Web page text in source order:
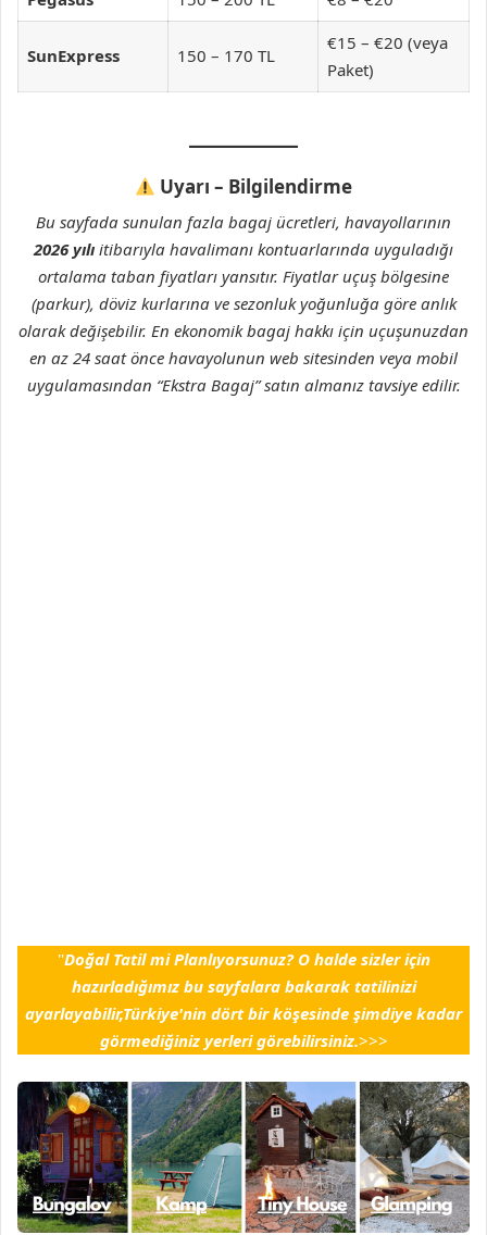
SunExpress 150 – 170 TL
€15 – €20 (veya
Paket)
Uyarı – Bilgilendirme
Bu sayfada sunulan fazla bagaj ücretleri, havayollarının
2026 yılı itibarıyla havalimanı kontuarlarında uyguladığı
ortalama taban fiyatları yansıtır. Fiyatlar uçuş bölgesine
(parkur), döviz kurlarına ve sezonluk yoğunluğa göre anlık
olarak değişebilir. En ekonomik bagaj hakkı için uçuşunuzdan
en az 24 saat önce havayolunun web sitesinden veya mobil
uygulamasından “Ekstra Bagaj” satın almanız tavsiye edilir.
''Doğal Tatil mi Planlıyorsunuz? O halde sizler için
hazırladığımız bu sayfalara bakarak tatilinizi
ayarlayabilir,Türkiye'nin dört bir köşesinde şimdiye kadar
görmediğiniz yerleri görebilirsiniz.>>>